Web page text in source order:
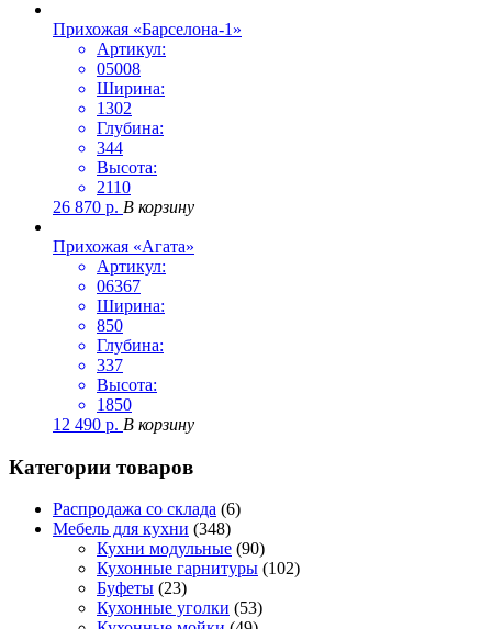
Прихожая «Барселона-1»
Артикул:
05008
Ширина:
1302
Глубина:
344
Высота:
2110
26 870 р. В корзину
Прихожая «Агата»
Артикул:
06367
Ширина:
850
Глубина:
337
Высота:
1850
12 490 р. В корзину
Категории товаров
Распродажа со склада (6)
Мебель для кухни (348)
Кухни модульные (90)
Кухонные гарнитуры (102)
Буфеты (23)
Кухонные уголки (53)